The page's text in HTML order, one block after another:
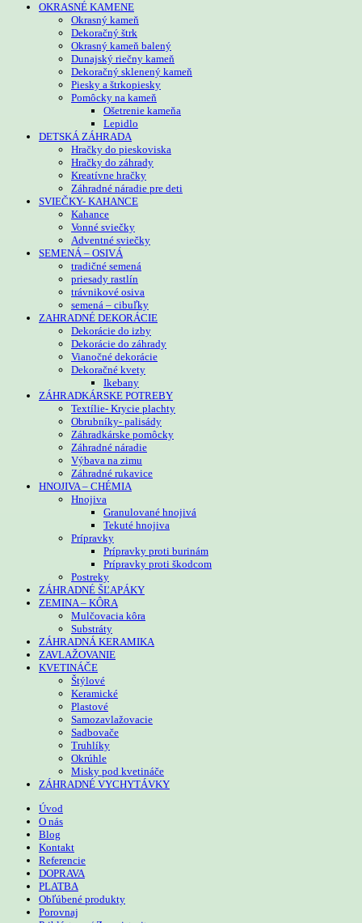
OKRASNÉ KAMENE
Okrasný kameň
Dekoračný štrk
Okrasný kameň balený
Dunajský riečny kameň
Dekoračný sklenený kameň
Piesky a štrkopiesky
Pomôcky na kameň
Ošetrenie kameňa
Lepidlo
DETSKÁ ZÁHRADA
Hračky do pieskoviska
Hračky do záhrady
Kreatívne hračky
Záhradné náradie pre deti
SVIEČKY- KAHANCE
Kahance
Vonné sviečky
Adventné sviečky
SEMENÁ – OSIVÁ
tradičné semená
priesady rastlín
trávnikové osiva
semená – cibuľky
ZAHRADNÉ DEKORÁCIE
Dekorácie do izby
Dekorácie do záhrady
Vianočné dekorácie
Dekoračné kvety
Ikebany
ZÁHRADKÁRSKE POTREBY
Textílie- Krycie plachty
Obrubníky- palisády
Záhradkárske pomôcky
Záhradné náradie
Výbava na zimu
Záhradné rukavice
HNOJIVA – CHÉMIA
Hnojiva
Granulované hnojivá
Tekuté hnojiva
Prípravky
Prípravky proti burinám
Prípravky proti škodcom
Postreky
ZÁHRADNÉ ŠĽAPÁKY
ZEMINA – KÔRA
Mulčovacia kôra
Substráty
ZÁHRADNÁ KERAMIKA
ZAVLAŽOVANIE
KVETINÁČE
Štýlové
Keramické
Plastové
Samozavlažovacie
Sadbovače
Truhlíky
Okrúhle
Misky pod kvetináče
ZÁHRADNÉ VYCHYTÁVKY
Úvod
O nás
Blog
Kontakt
Referencie
DOPRAVA
PLATBA
Obľúbené produkty
Porovnaj